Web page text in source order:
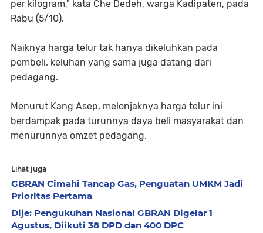
per kilogram," kata Che Dedeh, warga Kadipaten, pada
Rabu (5/10).
Naiknya harga telur tak hanya dikeluhkan pada
pembeli, keluhan yang sama juga datang dari
pedagang.
Menurut Kang Asep, melonjaknya harga telur ini
berdampak pada turunnya daya beli masyarakat dan
menurunnya omzet pedagang.
Lihat juga
GBRAN Cimahi Tancap Gas, Penguatan UMKM Jadi
Prioritas Pertama
Dije: Pengukuhan Nasional GBRAN Digelar 1
Agustus, Diikuti 38 DPD dan 400 DPC